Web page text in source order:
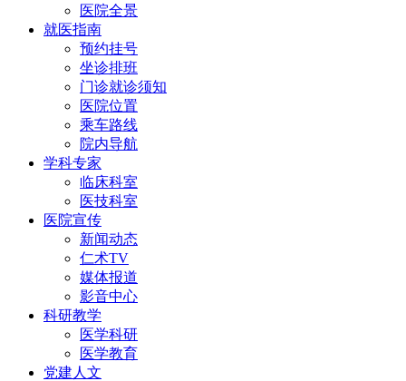
医院全景
就医指南
预约挂号
坐诊排班
门诊就诊须知
医院位置
乘车路线
院内导航
学科专家
临床科室
医技科室
医院宣传
新闻动态
仁术TV
媒体报道
影音中心
科研教学
医学科研
医学教育
党建人文